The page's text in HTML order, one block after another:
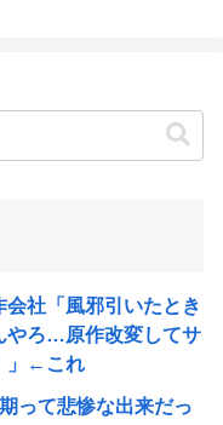
会社「風邪引いたとき
やろ…原作改変してサ
」←これ
って悲惨な出来だっ